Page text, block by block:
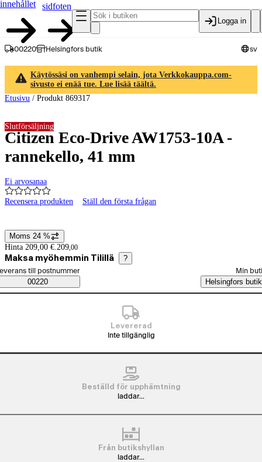
innehållet
sidfoten
Logga in
00220 Helsingfors butik sv
Käytössäsi on vanhempi selain, jota Verkkokauppa.com-
sivusto ei enää tue. Lue lisää täältä.
Etusivu / Produkt 869317
Citizen Eco-Drive AW1753-10A -
rannekello, 41 mm
Ei arvosanaa
Recensera produkten Ställ den första frågan
Slutförsäljning
Prisinformation
Moms 24 %
Hinta 209,00 €. 209,00
Maksa myöhemmin Tilillä ?
Saatavuustiedot
beställningssätt
till postnummer
00220
Min
Helsingfors butik
Levererad
Inte tillgänglig
Beställd för upphämtning
laddar...
Från butikshyllan
laddar...